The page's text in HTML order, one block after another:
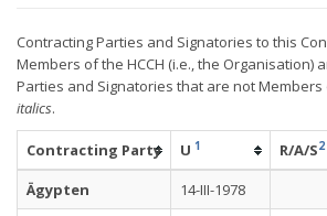
Contracting Parties and Signatories to this
Members of the HCCH (i.e., the Organisation)
Parties and Signatories that are not Members
italics.
Contracting Party U 1 R/A/S2
Ägypten
14-III-1978